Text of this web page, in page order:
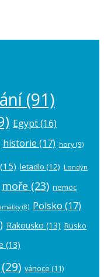
(91)
Egypt(16)
historie (17) hory (9)
(15) letadlo (12) Londýn
moře (23) nemoc
(8) Polsko (17)
Rakousko (13) Rusko
(13)
(29) vánoce (11)